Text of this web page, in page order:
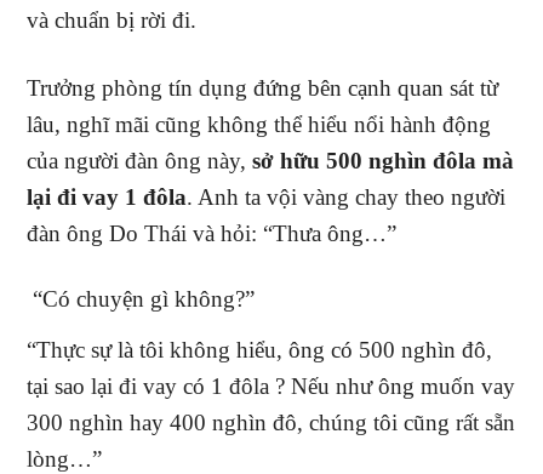
và chuẩn bị rời đi.
Trưởng phòng tín dụng đứng bên cạnh quan sát từ
lâu, nghĩ mãi cũng không thể hiểu nổi hành động
của người đàn ông này,sở hữu 500 nghìn đôla mà
lại đi vay 1 đôla. Anh ta vội vàng chay theo người
đàn ông Do Thái và hỏi: “Thưa ông…”
“Có chuyện gì không?”
“Thực sự là tôi không hiểu, ông có 500 nghìn đô,
tại sao lại đi vay có 1 đôla ? Nếu như ông muốn vay
300 nghìn hay 400 nghìn đô, chúng tôi cũng rất sẵn
lòng…”